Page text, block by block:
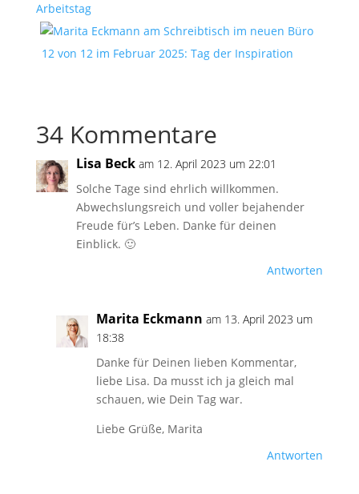
Arbeitstag
12 von 12 im Februar 2025: Tag der Inspiration
34 Kommentare
Lisa Beck am 12. April 2023 um 22:01
Solche Tage sind ehrlich willkommen.
Abwechslungsreich und voller bejahender
Freude für’s Leben. Danke für deinen
Einblick. 🙂
Antworten
Marita Eckmann am 13. April 2023 um
18:38
Danke für Deinen lieben Kommentar,
liebe Lisa. Da musst ich ja gleich mal
schauen, wie Dein Tag war.
Liebe Grüße, Marita
Antworten